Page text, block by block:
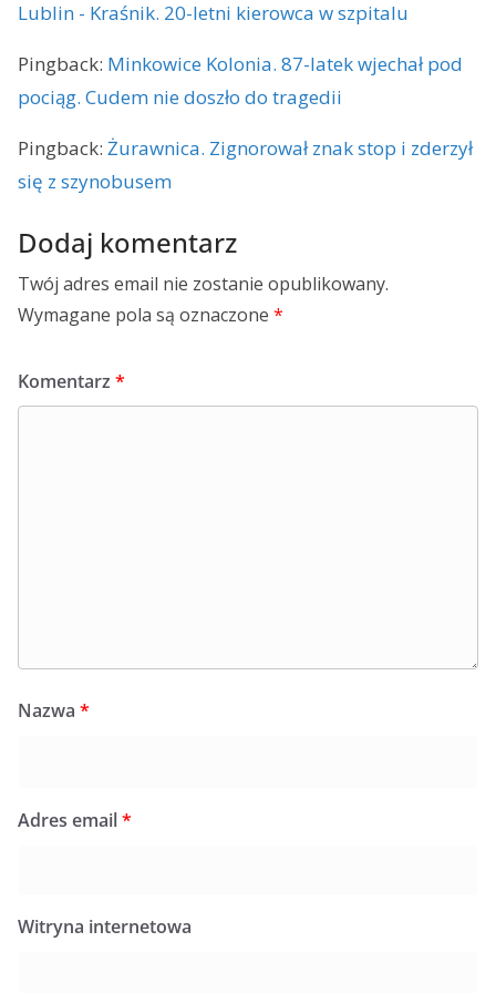
Lublin - Kraśnik. 20-letni kierowca w szpitalu
Pingback: Minkowice Kolonia. 87-latek wjechał pod
pociąg. Cudem nie doszło do tragedii
Pingback: Żurawnica. Zignorował znak stop i zderzył
się z szynobusem
Dodaj komentarz
Twój adres email nie zostanie opublikowany.
Wymagane pola są oznaczone *
Komentarz *
Nazwa *
Adres email*
Witryna internetowa